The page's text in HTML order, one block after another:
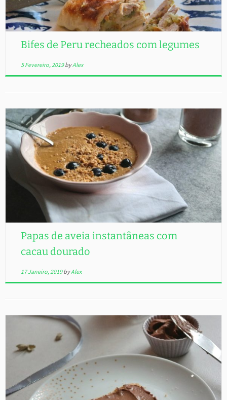
Bifes de Peru recheados com legumes
5 Fevereiro, 2019 byAlex
Papas de aveia instantâneas com
cacau dourado
17 Janeiro, 2019 byAlex